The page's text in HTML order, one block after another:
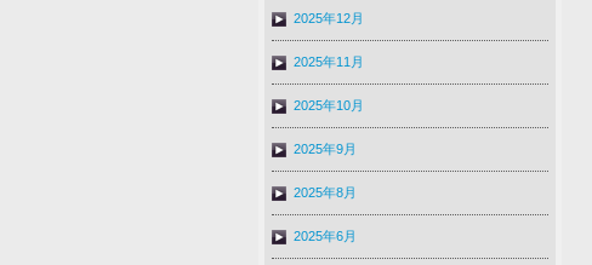
2025年12月
2025年11月
2025年10月
2025年9月
2025年8月
2025年6月